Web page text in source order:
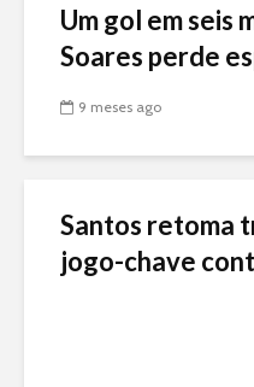
Um gol em seis
Soares perde
9 meses ago
Santos retoma
jogo-chave